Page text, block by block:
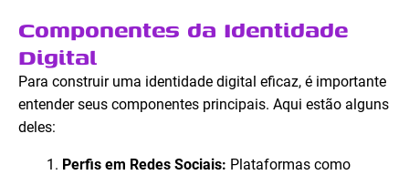
Componentes da Identidade
Digital
Para construir uma identidade digital eficaz, é importante
entender seus componentes principais. Aqui estão alguns
deles:
Perfis em Redes Sociais: Plataformas como